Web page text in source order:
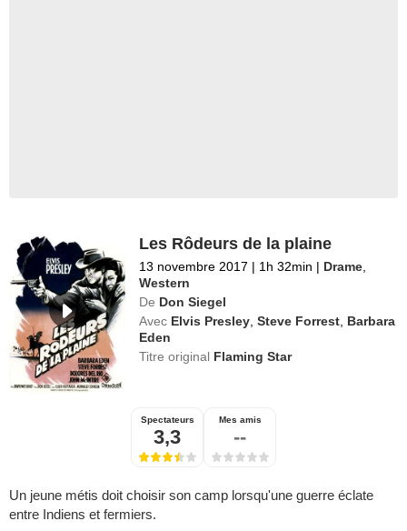
Les Rôdeurs de la plaine
13 novembre 2017 | 1h 32min | Drame
Western
De Don Siegel
Avec Elvis Presley ,Steve Forrest Barbara
Eden
Titre original Flaming Star
Spectateurs
3,3
Mes amis
--
Un jeune métis doit choisir son camp lorsqu'une guerre éclate
entre Indiens et fermiers.